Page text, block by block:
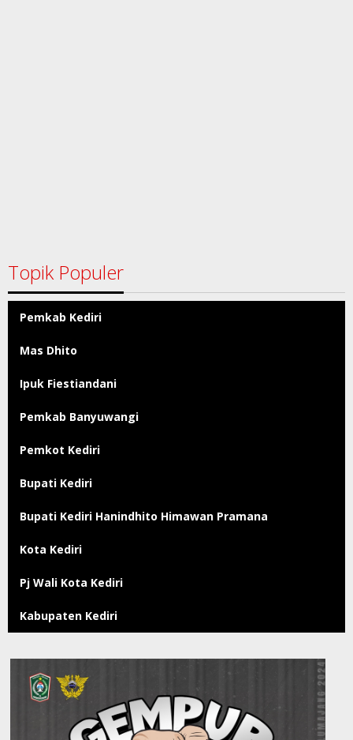
Topik Populer
Pemkab Kediri
Mas Dhito
Ipuk Fiestiandani
Pemkab Banyuwangi
Pemkot Kediri
Bupati Kediri
Bupati Kediri Hanindhito Himawan Pramana
Kota Kediri
Pj Wali Kota Kediri
Kabupaten Kediri